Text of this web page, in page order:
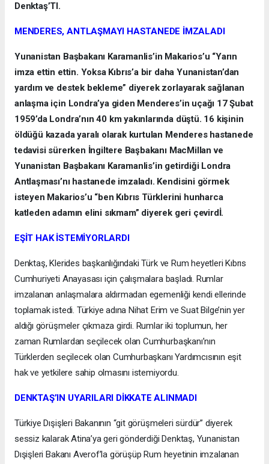
Denktaş’TI.
MENDERES, ANTLAŞMAYI HASTANEDE İMZALADI
Yunanistan Başbakanı Karamanlis’in Makarios’u “Yarın
imza ettin ettin. Yoksa Kıbrıs’a bir daha Yunanistan’dan
yardım ve destek bekleme” diyerek zorlayarak sağlanan
anlaşma için Londra’ya giden Menderes’in uçağı 17 Şubat
1959’da Londra’nın 40 km yakınlarında düştü. 16 kişinin
öldüğü kazada yaralı olarak kurtulan Menderes hastanede
tedavisi sürerken İngiltere Başbakanı MacMillan ve
Yunanistan Başbakanı Karamanlis’in getirdiği Londra
Antlaşması’nı hastanede imzaladı. Kendisini görmek
isteyen Makarios’u “ben Kıbrıs Türklerini hunharca
katleden adamın elini sıkmam” diyerek geri çevirdİ.
EŞİT HAK İSTEMİYORLARDI
Denktaş, Klerides başkanlığındaki Türk ve Rum heyetleri Kıbrıs
Cumhuriyeti Anayasası için çalışmalara başladı. Rumlar
imzalanan anlaşmalara aldırmadan egemenliği kendi ellerinde
toplamak istedi. Türkiye adına Nihat Erim ve Suat Bilge’nin yer
aldığı görüşmeler çıkmaza girdi. Rumlar iki toplumun, her
zaman Rumlardan seçilecek olan Cumhurbaşkanı’nın
Türklerden seçilecek olan Cumhurbaşkanı Yardımcısının eşit
hak ve yetkilere sahip olmasını istemiyordu.
DENKTAŞ’IN UYARILARI DİKKATE ALINMADI
Türkiye Dışişleri Bakanının “git görüşmeleri sürdür” diyerek
sessiz kalarak Atina’ya geri gönderdiği Denktaş, Yunanistan
Dışişleri Bakanı Averof’la görüşüp Rum heyetinin imzalanan